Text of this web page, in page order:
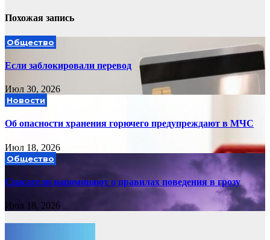
Похожая запись
Общество
Если заблокировали перевод
Июл 30, 2026
Новости
Об опасности хранения горючего предупреждают в МЧС
Июл 18, 2026
Общество
Спасатели напоминают о правилах поведения в грозу
Июл 18, 2026